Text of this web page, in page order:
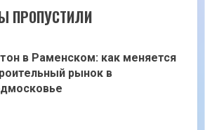
ПРОПУСТИЛИ
в Раменском: как меняется
рынок в